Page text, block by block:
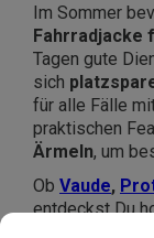
Im Sommer
Fahrradjacke
Tagen gute
sich
für alle Fälle
praktischen
Ärmeln, um
Ob Vaude,
entdeckst Du